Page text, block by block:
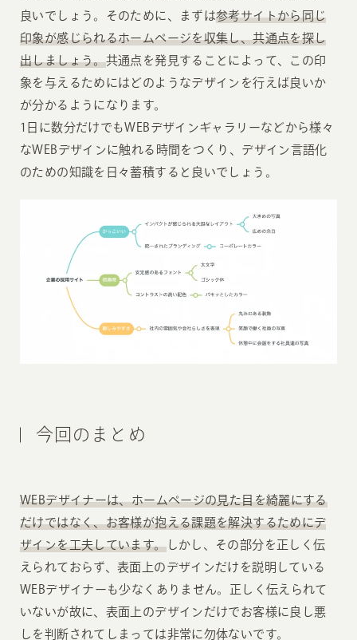
良いでしょう。そのために、まずは参考サイトから同じ
印象が感じられるホームページを収集し、共通点を探し
出しましょう。共通点を発見することによって、この印
象を与えるためにはどのようなデザインを行えば良いか
が分かるようになります。
1日に数分だけでもWEBデザインギャラリーなどから様々
なWEBデザインに触れる時間をつくり、デザイン言語化
のための知識を日々蓄積すると良いでしょう。
今回のまとめ
WEBデザイナーは、ホームページの見た目を綺麗にする
だけではなく、お客様が抱える課題を解決するためにデ
ザインを工夫しています。しかし、その部分を正しく伝
えられておらず、表面上のデザインだけを説明している
WEBデザイナーも少なくありません。正しく伝えられて
いないが故に、表面上のデザインだけでお客様に良し悪
しを判断されてしまっては非常に勿体ないです。